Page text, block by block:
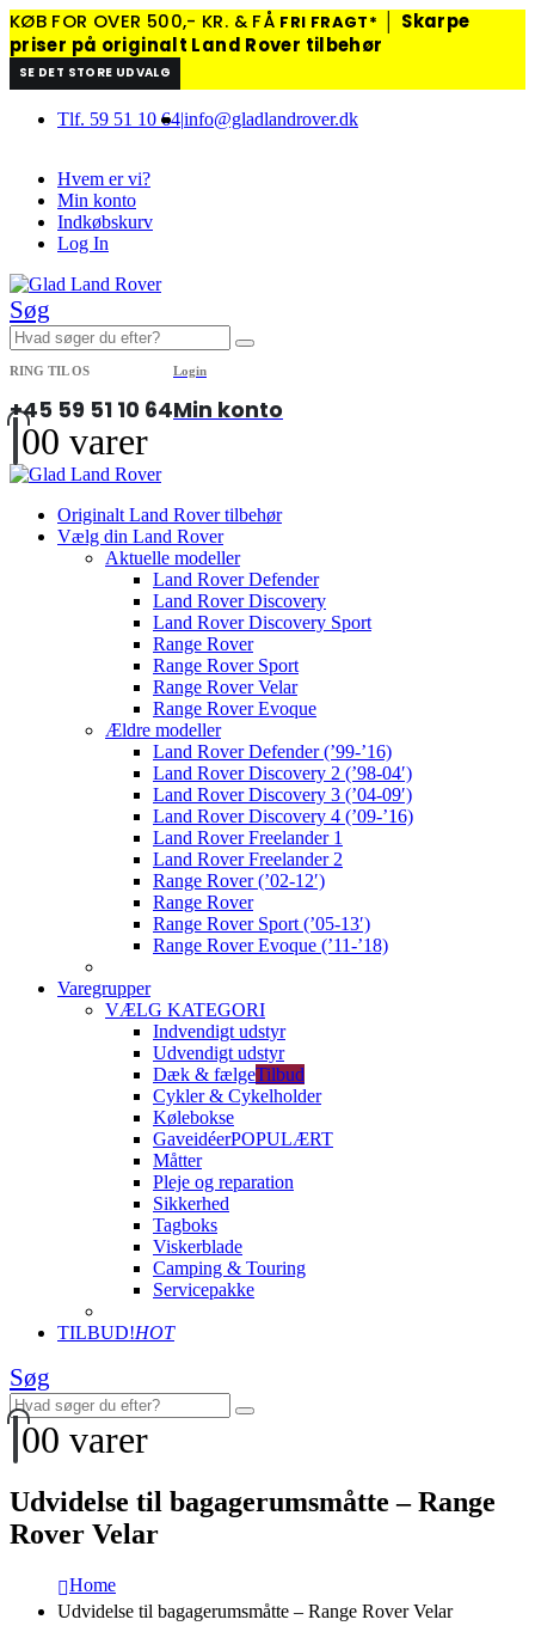
KØB FOR OVER 500,- KR. & FÅ FRI FRAGT*
Skarpe
priser på originalt Land Rover tilbehør
SE DET STORE UDVALG
Tlf. 59 51 10 64|info@gladlandrover.dk
Hvem er vi?
Min konto
Indkøbskurv
Log In
Søg
RING TIL OS
+45 59 51 10 64
Login
Min konto
00 varer
Originalt Land Rover tilbehør
Vælg din Land Rover
Aktuelle modeller
Land Rover Defender
Land Rover Discovery
Land Rover Discovery Sport
Range Rover
Range Rover Sport
Range Rover Velar
Range Rover Evoque
Ældre modeller
Land Rover Defender (’99-’16)
Land Rover Discovery 2 (’98-04′)
Land Rover Discovery 3 (’04-09′)
Land Rover Discovery 4 (’09-’16)
Land Rover Freelander 1
Land Rover Freelander 2
Range Rover (’02-12′)
Range Rover
Range Rover Sport (’05-13′)
Range Rover Evoque (’11-’18)
Varegrupper
VÆLG KATEGORI
Indvendigt udstyr
Udvendigt udstyr
Dæk & fælgeTilbud
Cykler & Cykelholder
Kølebokse
GaveidéerPOPULÆRT
Måtter
Pleje og reparation
Sikkerhed
Tagboks
Viskerblade
Camping & Touring
Servicepakke
TILBUD!HOT
Søg
00 varer
Udvidelse til bagagerumsmåtte – Range
Rover Velar
Home
Udvidelse til bagagerumsmåtte – Range Rover Velar